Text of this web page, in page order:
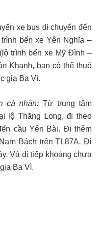
xe bus di chuyển đến
bến xe Yên Nghĩa –
trình bến xe Mỹ Đình –
Khanh, bạn có thể thuê
gia Ba Vì.
cá nhân:Từ trung tâm
lộ Thăng Long, đi theo
cầu Yên Bài. Đi thêm
Bách trên TL87A. Đi
Và đi tiếp khoảng chưa
Ba Vì.